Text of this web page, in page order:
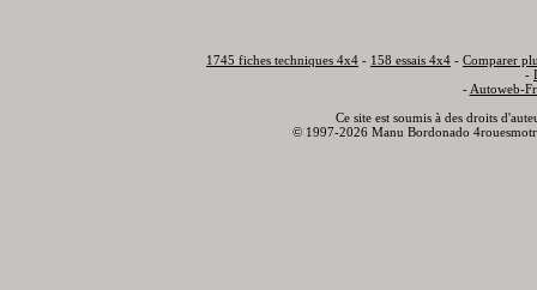
1745 fiches techniques 4x4 - 158 essais 4x4 - Comparer
-
- Autoweb-
Ce site est soumis à des droits
© 1997-2026 Manu Bordonado